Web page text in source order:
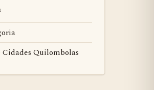
Quilombolas